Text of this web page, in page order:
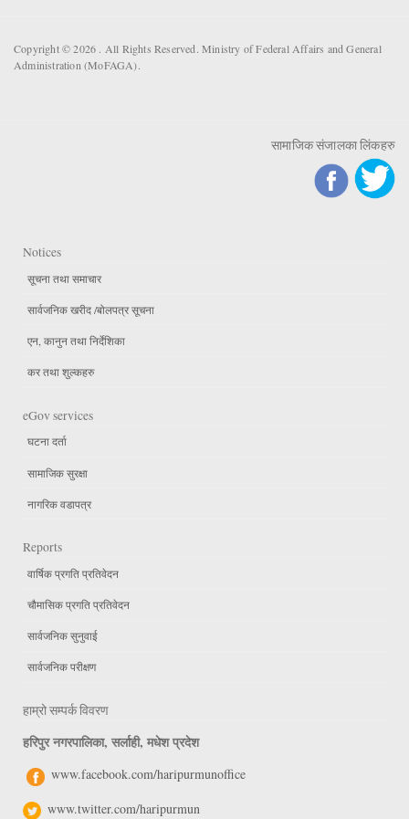
Copyright © 2026 . All Rights Reserved. Ministry of Federal Affairs and General
Administration (MoFAGA).
सामाजिक संजालका लिंकहरु
Notices
सूचना तथा समाचार
सार्वजनिक खरीद /बोलपत्र सूचना
एन, कानुन तथा निर्देशिका
कर तथा शुल्कहरु
eGov services
घटना दर्ता
सामाजिक सुरक्षा
नागरिक वडापत्र
Reports
वार्षिक प्रगति प्रतिवेदन
चौमासिक प्रगति प्रतिवेदन
सार्वजनिक सुनुवाई
सार्वजनिक परीक्षण
हाम्रो सम्पर्क विवरण
हरिपुर नगरपालिका, सर्लाही, मधेश प्रदेश
www.facebook.com/haripurmunoffice
www.twitter.com/haripurmun